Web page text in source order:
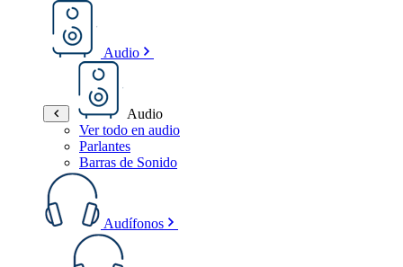
Audio
Audio
Ver todo en audio
Parlantes
Barras de Sonido
Audífonos